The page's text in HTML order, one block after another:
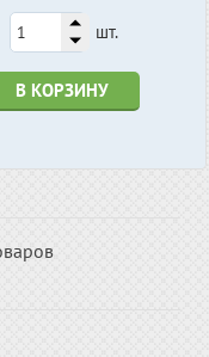
шт.
В КОРЗИНУ